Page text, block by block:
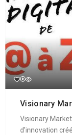
Visionary
Visionary
d'innovation